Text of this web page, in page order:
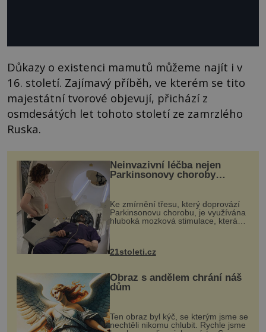
Důkazy o existenci mamutů můžeme najít i v
16. století. Zajímavý příběh, ve kterém se tito
majestátní tvorové objevují, přichází z
osmdesátých let tohoto století ze zamrzlého
Ruska.
Neinvazivní léčba nejen
Parkinsonovy choroby
Ke zmírnění třesu, který doprovází
Parkinsonovu chorobu, je využívána
hluboká mozková stimulace, která
však vyžaduje vysoce invazivní
k dostatečně přesnému zacílení ...
21stoleti.cz
Obraz s andělem chrání náš
dům
Ten obraz byl kýč, se kterým jsme se
nechtěli nikomu chlubit. Rychle jsme